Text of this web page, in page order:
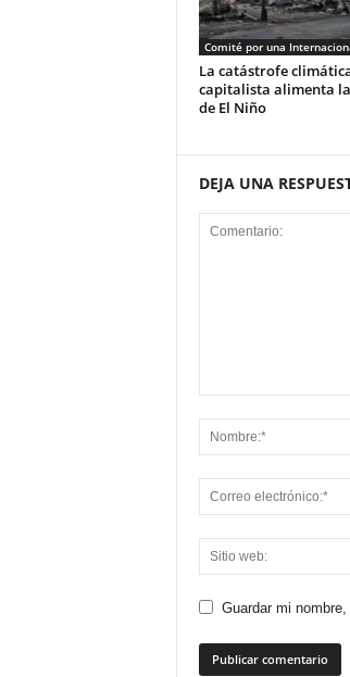
La catástrofe
capitalista alimenta
de El Niño
DEJA UNA
Guardar mi